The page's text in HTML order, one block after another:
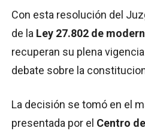
Con esta resolución del
de la Ley 27.802 de
recuperan su plena
debate sobre la
La decisión se tomó en el
presentada por el Centro